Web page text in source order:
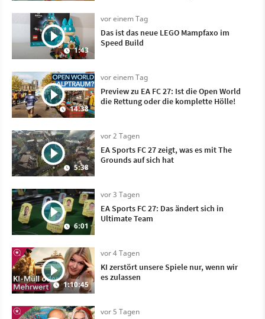
1:43
vor einem Tag
Das ist das neue LEGO Mampfaxo im
Speed Build
14:38
vor einem Tag
Preview zu EA FC 27: Ist die Open World
die Rettung oder die komplette Hölle!
5:38
vor 2 Tagen
EA Sports FC 27 zeigt, was es mit The
Grounds auf sich hat
6:01
vor 3 Tagen
EA Sports FC 27: Das ändert sich in
Ultimate Team
1:10:45
vor 4 Tagen
KI zerstört unsere Spiele nur, wenn wir
es zulassen
vor 5 Tagen